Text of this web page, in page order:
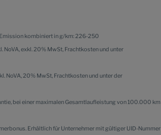
kombiniert in g/km: 226-250
exkl. 20% MwSt, Frachtkosten und unter
NoVA, 20% MwSt, Frachtkosten und unter der
bei einer maximalen Gesamtlaufleistung von 100.000 km
Erhältlich für Unternehmer mit gültiger UID-Nummer